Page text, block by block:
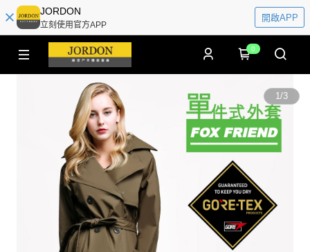
JORDON
立刻使用官方APP
開啟APP
0
1/3